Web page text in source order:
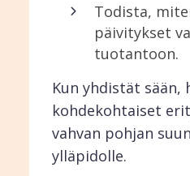
Todista,
päivitykset
tuotantoon.
Kun yhdistät
kohdekohtaiset
vahvan pohjan
ylläpidolle.